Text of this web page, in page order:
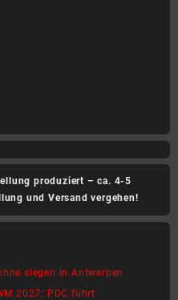
produziert – ca. 4-5
und Versand vergehen!
siegen in Antwerpen
2027: PDC führt